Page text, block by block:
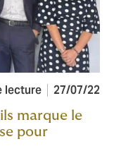
lecture 27/07/22
marque le
pour